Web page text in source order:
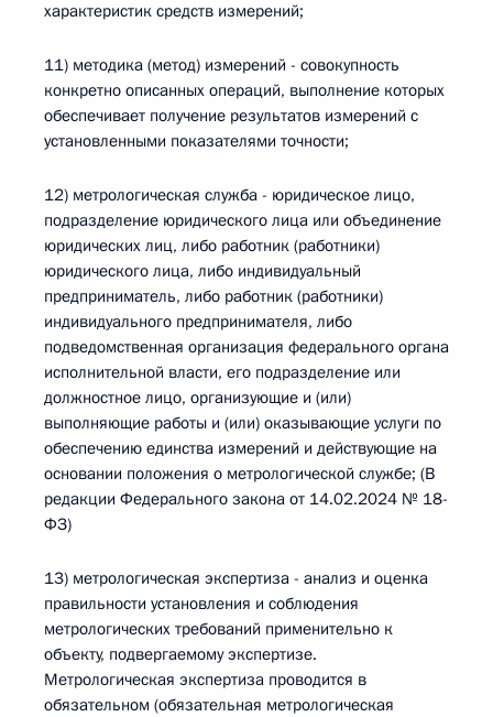
характеристик средств измерений;
11) методика (метод) измерений - совокупность
конкретно описанных операций, выполнение которых
обеспечивает получение результатов измерений с
установленными показателями точности;
12) метрологическая служба - юридическое лицо,
подразделение юридического лица или объединение
юридических лиц, либо работник (работники)
юридического лица, либо индивидуальный
предприниматель, либо работник (работники)
индивидуального предпринимателя, либо
подведомственная организация федерального органа
исполнительной власти, его подразделение или
должностное лицо, организующие и (или)
выполняющие работы и (или) оказывающие услуги по
обеспечению единства измерений и действующие на
основании положения о метрологической службе; (В
редакции Федерального закона от 14.02.2024 № 18-
ФЗ)
13) метрологическая экспертиза - анализ и оценка
правильности установления и соблюдения
метрологических требований применительно к
объекту, подвергаемому экспертизе.
Метрологическая экспертиза проводится в
обязательном (обязательная метрологическая